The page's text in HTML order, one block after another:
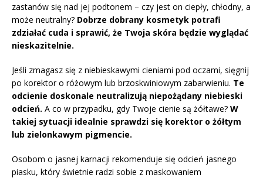
zastanów się nad jej podtonem – czy jest on ciepły, chłodny, a
może neutralny? Dobrze dobrany kosmetyk potrafi
zdziałać cuda i sprawić, że Twoja skóra będzie wyglądać
nieskazitelnie.
Jeśli zmagasz się z niebieskawymi cieniami pod oczami, sięgnij
po korektor o różowym lub brzoskwiniowym zabarwieniu. Te
odcienie doskonale neutralizują niepożądany niebieski
odcień. A co w przypadku, gdy Twoje cienie są żółtawe? W
takiej sytuacji idealnie sprawdzi się korektor o żółtym
lub zielonkawym pigmencie.
Osobom o jasnej karnacji rekomenduje się odcień jasnego
piasku, który świetnie radzi sobie z maskowaniem